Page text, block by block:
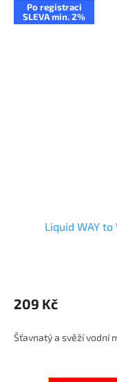
Po registraci
SLEVA min. 2%
Liquid WAY
209 Kč
Šťavnatý a svěží vodní